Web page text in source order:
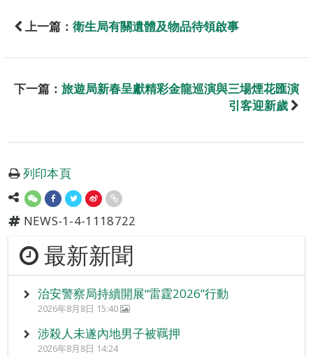
上一篇： 衛生局有關遺體及物品待領啟事
下一篇： 旅遊局新春呈獻精彩金龍巡演與三場煙花匯演
引客迎新歲
列印本頁
NEWS-1-4-1118722
最新新聞
治安警察局持續開展“雷霆2026”行動
2026年8月8日 15:40
涉殺人未遂內地男子被羈押
2026年8月8日 14:24